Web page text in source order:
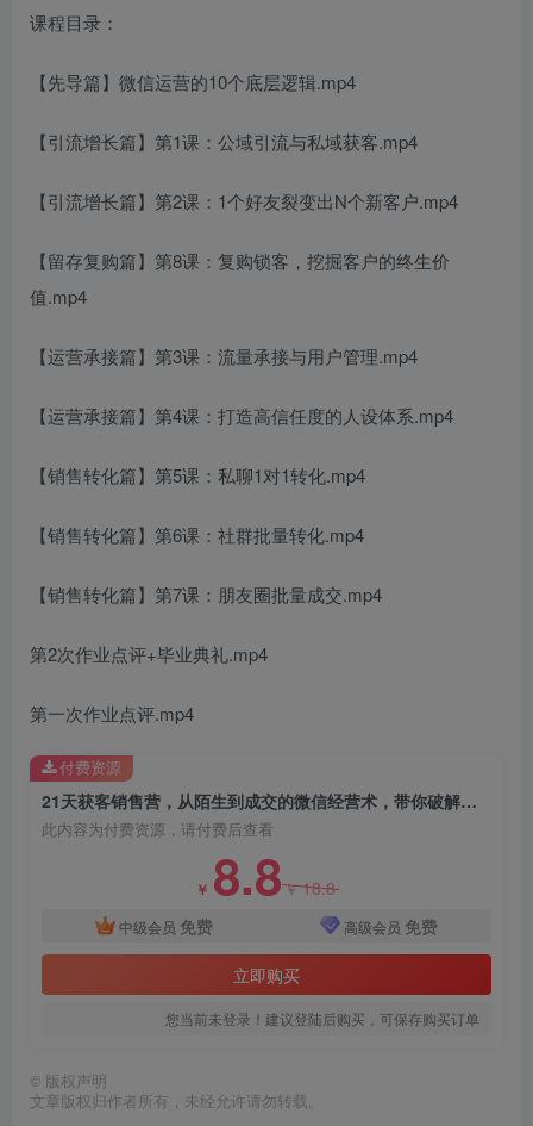
课程目录：
【先导篇】微信运营的10个底层逻辑.mp4
【引流增长篇】第1课：公域引流与私域获客.mp4
【引流增长篇】第2课：1个好友裂变出N个新客户.mp4
【留存复购篇】第8课：复购锁客，挖掘客户的终生价
值.mp4
【运营承接篇】第3课：流量承接与用户管理.mp4
【运营承接篇】第4课：打造高信任度的人设体系.mp4
【销售转化篇】第5课：私聊1对1转化.mp4
【销售转化篇】第6课：社群批量转化.mp4
【销售转化篇】第7课：朋友圈批量成交.mp4
第2次作业点评+毕业典礼.mp4
第一次作业点评.mp4
21天获客销售营，从陌生到成交的微信经营术，带你破解微信的获客与变现
此内容为付费资源，请付费后查看
￥ 8.8￥18.8
中级会员 免费 高级会员 免费
立即购买
您当前未登录！建议登陆后购买，可保存购买订单
付费资源
© 版权声明
文章版权归作者所有，未经允许请勿转载。